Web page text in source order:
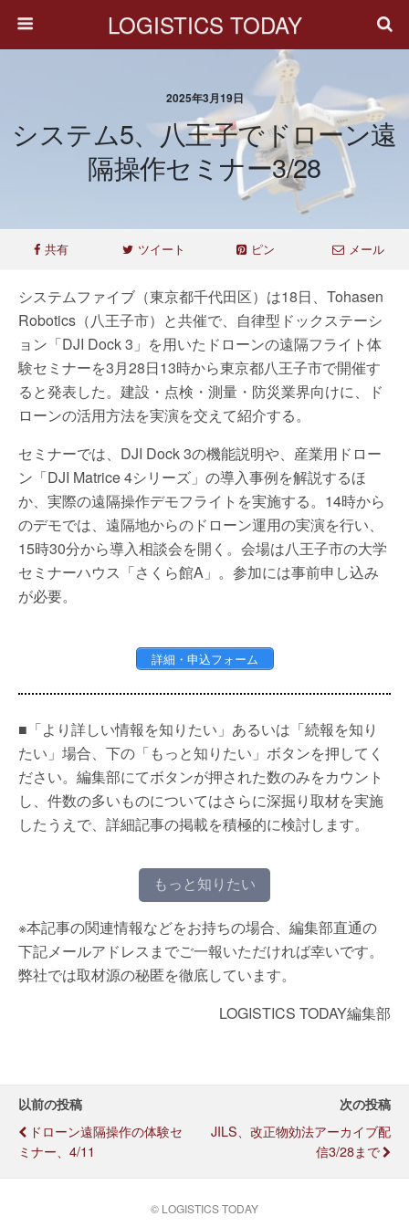
LOGISTICS TODAY
2025年3月19日
システム5、八王子でドローン遠
隔操作セミナー3/28
共有 ツイート ピン メール
システムファイブ（東京都千代田区）は18日、Tohasen
Robotics（八王子市）と共催で、自律型ドックステーシ
ョン「DJI Dock 3」を用いたドローンの遠隔フライト体
験セミナーを3月28日13時から東京都八王子市で開催す
ると発表した。建設・点検・測量・防災業界向けに、ド
ローンの活用方法を実演を交えて紹介する。
セミナーでは、DJI Dock 3の機能説明や、産業用ドロー
ン「DJI Matrice 4シリーズ」の導入事例を解説するほ
か、実際の遠隔操作デモフライトを実施する。14時から
のデモでは、遠隔地からのドローン運用の実演を行い、
15時30分から導入相談会を開く。会場は八王子市の大学
セミナーハウス「さくら館A」。参加には事前申し込み
が必要。
詳細・申込フォーム
■「より詳しい情報を知りたい」あるいは「続報を知り
たい」場合、下の「もっと知りたい」ボタンを押してく
ださい。編集部にてボタンが押された数のみをカウント
し、件数の多いものについてはさらに深掘り取材を実施
したうえで、詳細記事の掲載を積極的に検討します。
もっと知りたい
※本記事の関連情報などをお持ちの場合、編集部直通の
下記メールアドレスまでご一報いただければ幸いです。
弊社では取材源の秘匿を徹底しています。
LOGISTICS TODAY編集部
以前の投稿
ドローン遠隔操作の体験セ
ミナー、4/11
次の投稿
JILS、改正物効法アーカイブ配
信3/28まで
© LOGISTICS TODAY